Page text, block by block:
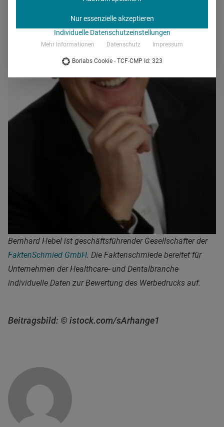
Bernhard Hebel ist geschäftsführender Gesellschafter der
FaktenSchmied GmbH. Die Faktenschmiede bereitet für
Unternehmen der Healthcare- und Dentalbranche
individuelle Daten zur Bewertung des Werbedrucks auf.
Beitragsbild: © istock.com/sArhange1
Nur essenzielle akzeptieren
Individuelle Datenschutzeinstellungen
Mehr Informationen Datenschutz Impressum
Borlabs Cookie - TCF-CMP Id: 323